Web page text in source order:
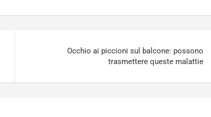
Occhio ai piccioni sul balcone: possono
trasmettere queste malattie